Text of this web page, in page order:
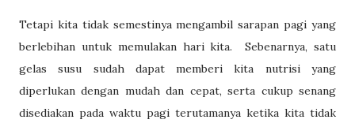
Tetapi kita tidak semestinya mengambil sarapan pagi yang
berlebihan untuk memulakan hari kita. Sebenarnya, satu
gelas susu sudah dapat memberi kita nutrisi yang
diperlukan dengan mudah dan cepat, serta cukup senang
disediakan pada waktu pagi terutamanya ketika kita tidak